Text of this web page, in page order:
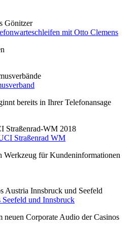
Gönitzer
bereits in Ihrer Telefonansage
Straßenrad-WM 2018
Werkzeug für Kundeninformationen
Austria Innsbruck und Seefeld
neuen Corporate Audio der Casinos